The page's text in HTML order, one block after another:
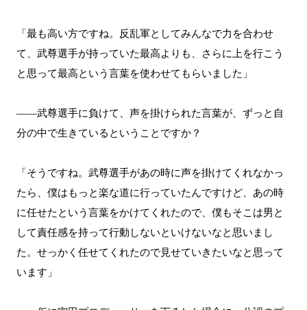
「最も高い方ですね。反乱軍としてみんなで力を合わせ
て、武尊選手が持っていた最高よりも、さらに上を行こう
と思って最高という言葉を使わせてもらいました」
――武尊選手に負けて、声を掛けられた言葉が、ずっと自
分の中で生きているということですか？
「そうですね。武尊選手があの時に声を掛けてくれなかっ
たら、僕はもっと楽な道に行っていたんですけど、あの時
に任せたという言葉をかけてくれたので、僕もそこは男と
して責任感を持って行動しないといけないなと思いまし
た。せっかく任せてくれたので見せていきたいなと思って
います」